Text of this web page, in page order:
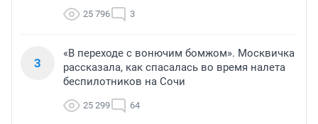
25 796 3
3
«В переходе с вонючим бомжом». Москвичка
рассказала, как спасалась во время налета
беспилотников на Сочи
25 299 64